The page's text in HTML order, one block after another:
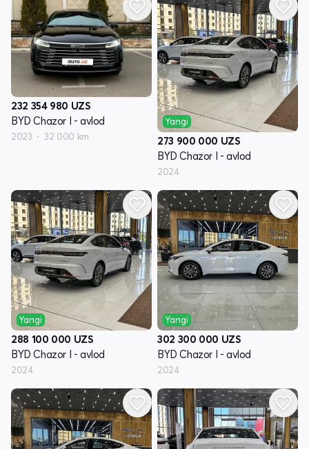
232 354 980 UZS
BYD Chazor I - avlod
2023 32 000 km
Yangi
273 900 000 UZS
BYD Chazor I - avlod
2024
Yangi
288 100 000 UZS
BYD Chazor I - avlod
2024
Yangi
302 300 000 UZS
BYD Chazor I - avlod
2024